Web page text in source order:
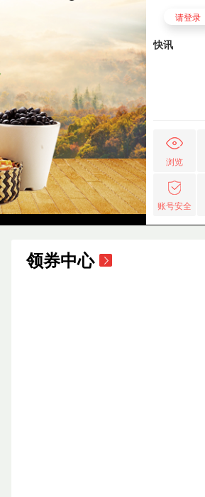
请登录
快讯
浏览
账号安全
领券中心